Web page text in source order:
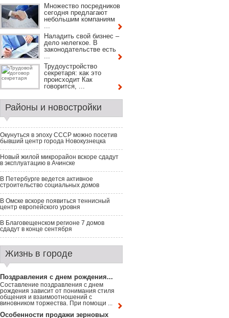
Множество посредников
сегодня предлагают
небольшим компаниям
...
Наладить свой бизнес –
дело нелегкое. В
законодательстве есть
...
Трудоустройство
секретаря: как это
происходит Как
говорится, ...
Районы и новостройки
Окунуться в эпоху СССР можно посетив
бывший центр города Новокузнецка
Новый жилой микрорайон вскоре сдадут
в эксплуатацию в Ачинске
В Петербурге ведется активное
строительство социальных домов
В Омске вскоре появиться теннисный
центр европейского уровня
В Благовещенском регионе 7 домов
сдадут в конце сентября
Жизнь в городе
Поздравления с днем рождения...
Составление поздравления с днем
рождения зависит от понимания стиля
общения и взаимоотношений с
виновником торжества. При помощи ...
Особенности продажи зерновых